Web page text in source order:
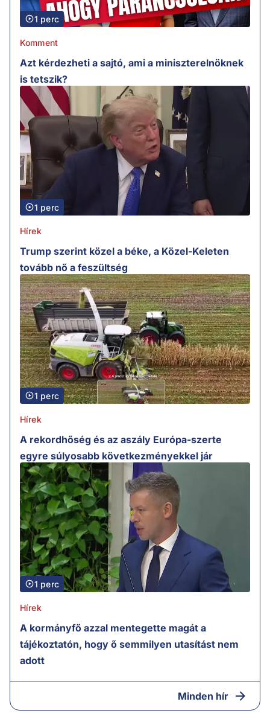
1 perc
Komment
Azt kérdezheti a sajtó, ami a miniszterelnöknek
is tetszik?
1 perc
Hírek
Trump szerint közel a béke, a Közel-Keleten
tovább nő a feszültség
1 perc
Hírek
A rekordhőség és az aszály Európa-szerte
egyre súlyosabb következményekkel jár
1 perc
Hírek
A kormányfő azzal mentegette magát a
tájékoztatón, hogy ő semmilyen utasítást nem
adott
Minden hír